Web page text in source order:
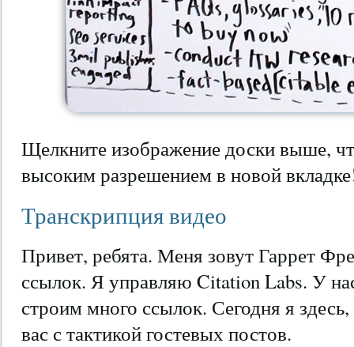
Щелкните изображение доски выше,
высоким разрешением в новой
Транскрипция видео
Привет, ребята. Меня зовут Гаррет
ссылок. Я управляю Citation Labs. У
строим много ссылок. Сегодня я
вас с тактикой гостевых постов.